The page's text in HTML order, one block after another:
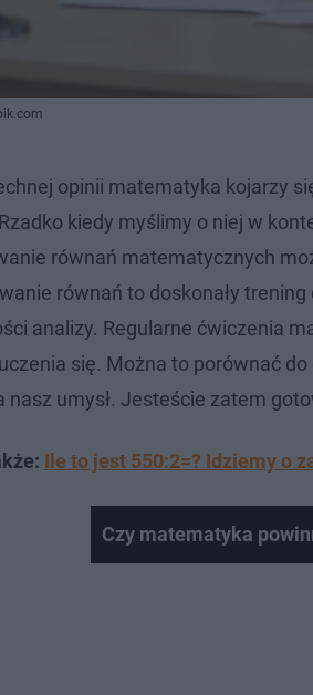
opinii matematyka kojarzy
kiedy myślimy o niej w
równań matematycznych
równań to doskonały
analizy. Regularne ćwiczenia
się. Można to porównać
nasz umysł. Jesteście zatem
Ile to jest 550:2=? Idziemy o
Czy matematyka